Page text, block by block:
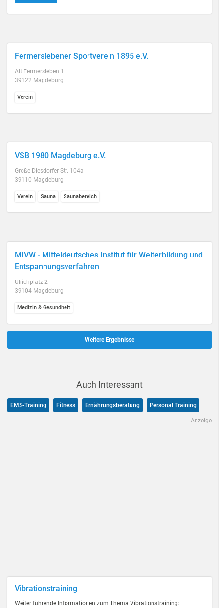
Vibrationstraining
Weiter führende Informationen zum Thema Vibrationstraining:
Fermerslebener Sportverein 1895 e.V.
Alt Fermersleben 1
39122 Magdeburg
Verein
VSB 1980 Magdeburg e.V.
Große Diesdorfer Str. 104a
39110 Magdeburg
Verein Sauna Saunabereich
MIVW - Mitteldeutsches Institut für Weiterbildung und
Entspannungsverfahren
Ulrichplatz 2
39104 Magdeburg
Medizin & Gesundheit
Weitere Ergebnisse
Auch Interessant
EMS-Training Fitness Ernährungsberatung Personal Training
Anzeige